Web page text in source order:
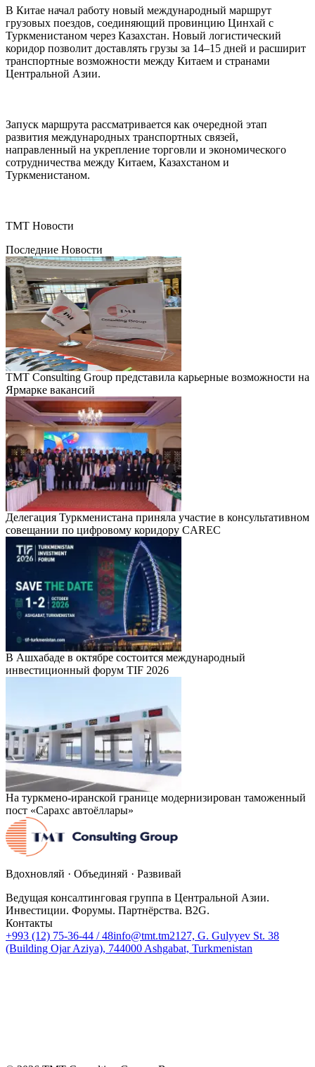
В Китае начал работу новый международный маршрут
грузовых поездов, соединяющий провинцию Цинхай с
Туркменистаном через Казахстан. Новый логистический
коридор позволит доставлять грузы за 14–15 дней и расширит
транспортные возможности между Китаем и странами
Центральной Азии.
Запуск маршрута рассматривается как очередной этап
развития международных транспортных связей,
направленный на укрепление торговли и экономического
сотрудничества между Китаем, Казахстаном и
Туркменистаном.
ТМТ Новости
Последние Новости
TMT Consulting Group представила карьерные возможности на
Ярмарке вакансий
Делегация Туркменистана приняла участие в консультативном
совещании по цифровому коридору CAREC
В Ашхабаде в октябре состоится международный
инвестиционный форум TIF 2026
На туркмено-иранской границе модернизирован таможенный
пост «Сарахс автоёллары»
Вдохновляй · Объединяй · Развивай
Ведущая консалтинговая группа в Центральной Азии.
Инвестиции. Форумы. Партнёрства. B2G.
Контакты
+993 (12) 75-36-44 / 48info@tmt.tm2127, G. Gulyyev St. 38
(Building Ojar Aziya), 744000 Ashgabat, Turkmenistan